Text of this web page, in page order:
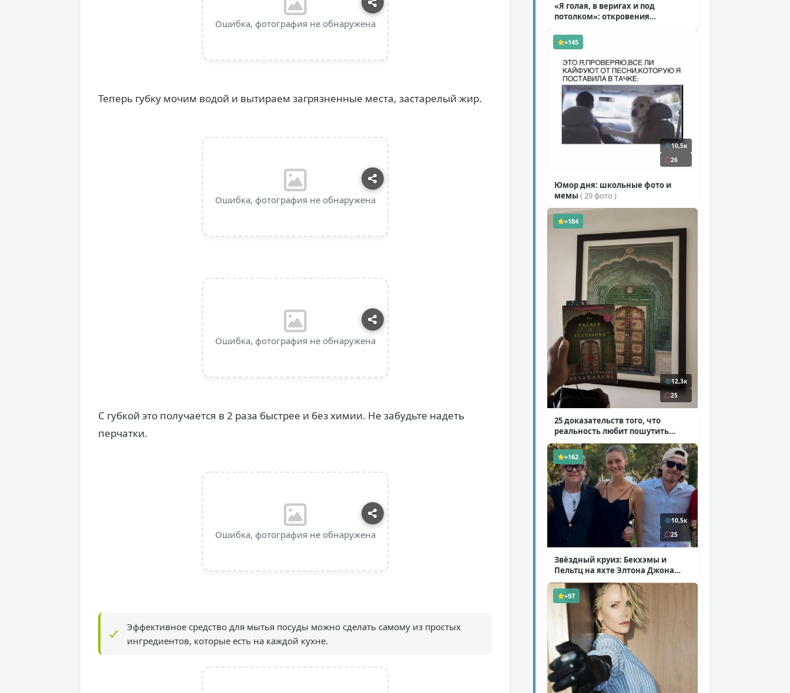
Ошибка, фотография не обнаружена
Теперь губку мочим водой и вытираем загрязненные места, застарелый жир.
Ошибка, фотография не обнаружена
Ошибка, фотография не обнаружена
С губкой это получается в 2 раза быстрее и без химии. Не забудьте надеть
перчатки.
Ошибка, фотография не обнаружена
Эффективное средство для мытья посуды можно сделать самому из простых
ингредиентов, которые есть на каждой кухне.
«Я голая, в веригах и под
потолком»: откровения
( 11 фото )
+145
10,5к
26
Юмор дня: школьные фото и
мемы ( 29 фото )
+184
12,3к
25
25 доказательств того, что
реальность любит пошутить
( 25 фото )
+162
10,5к
25
Звёздный круиз: Бекхэмы и
Пельтц на яхте Элтона Джона
( 12 фото )
+97